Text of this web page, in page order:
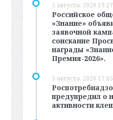
5 августа, 2026 19:27
Российское
«Знание»
заявочной
соискание
награды
Премия-2026».
5 августа, 2026 17:45
предупредил о
активности